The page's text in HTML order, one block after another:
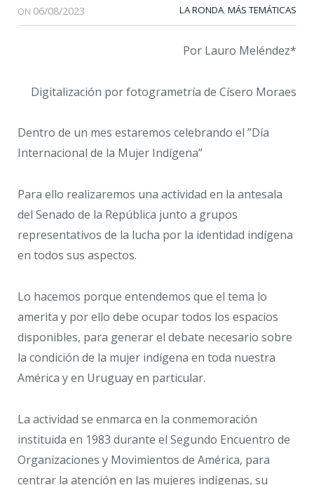
ON 06/08/2023 LA RONDA, MÁS TEMÁTICAS
Por Lauro Meléndez*
Digitalización por fotogrametría de Císero Moraes
Dentro de un mes estaremos celebrando el ”Día
Internacional de la Mujer Indígena”
Para ello realizaremos una actividad en la antesala
del Senado de la República junto a grupos
representativos de la lucha por la identidad indígena
en todos sus aspectos.
Lo hacemos porque entendemos que el tema lo
amerita y por ello debe ocupar todos los espacios
disponibles, para generar el debate necesario sobre
la condición de la mujer indígena en toda nuestra
América y en Uruguay en particular.
La actividad se enmarca en la conmemoración
instituida en 1983 durante el Segundo Encuentro de
Organizaciones y Movimientos de América, para
centrar la atención en las mujeres indígenas, su